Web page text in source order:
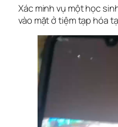
Xác minh vụ một học
vào mặt ở tiệm tạp hóa